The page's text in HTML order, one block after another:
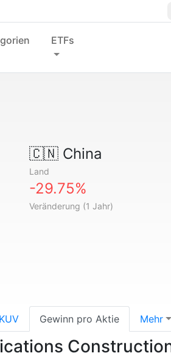
ETFs
🇨🇳China
Land
-29.75%
Veränderung (1 Jahr)
KUV Gewinn pro Aktie Mehr